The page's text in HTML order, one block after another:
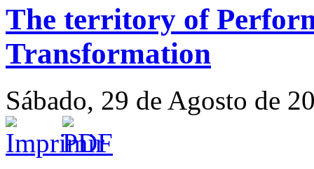
The territory of
Transformation
Sábado, 29 de Agosto de